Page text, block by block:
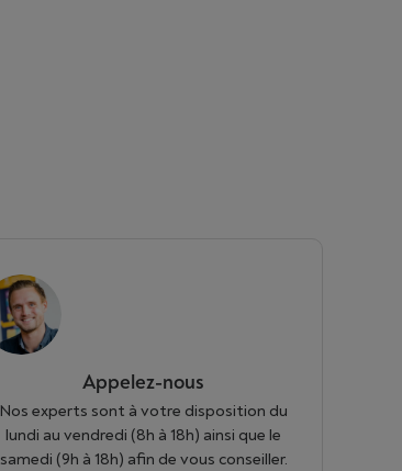
Appelez-nous
Nos experts sont à votre disposition du
lundi au vendredi (8h à 18h) ainsi que le
samedi (9h à 18h) afin de vous conseiller.